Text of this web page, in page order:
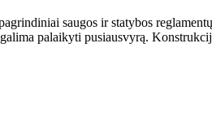
saugos ir statybos
palaikyti pusiausvyrą.